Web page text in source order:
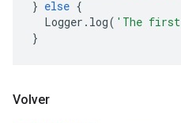
} else {
Logger . log( 'The first
}
Volver